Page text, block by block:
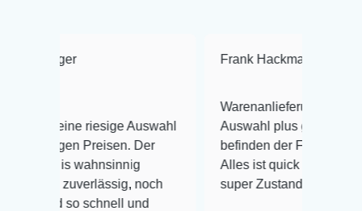
riesige Auswahl
Preisen. Der
wahnsinnig
noch
schnell und
Frank Hackmayer ★★★★
Warenanlieferung Top und die
Auswahl plus gesundheitliches
befinden der Fische einwandfrei.
Alles ist quick lebendig und im
super Zustand. Gerne wieder 😃